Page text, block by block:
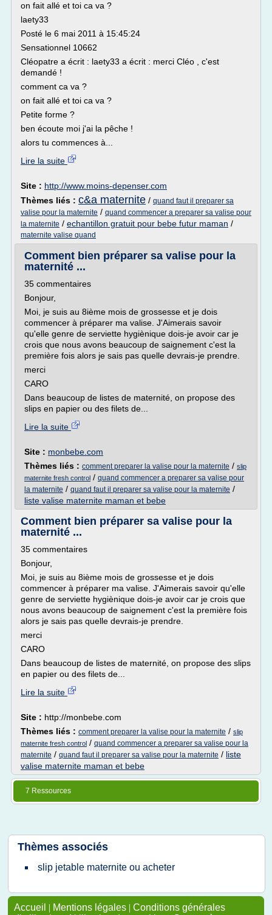
on fait allé et toi ca va ?
laety33
Posté le 6 mai 2011 à 15:45:24
Sensationnel 10662
Cléopatre a écrit : laety33 a écrit : merci Cléo , c'est
demandé !
comment ca va ?
on fait allé et toi ca va ?
Petite forme ?
ben écoute moi j'ai la pêche !
alors tu commences à...
Lire la suite
Site : http://www.moins-depenser.com
Thèmes liés : c&a maternite / quand faut il preparer sa
valise pour la maternite / quand commencer a preparer sa valise pour
la maternite / echantillon gratuit pour bebe futur maman /
maternite valise quand
Comment bien préparer sa valise pour la
maternité ...
35 commentaires
Bonjour,
Moi, je suis au 8ième mois de grossesse et je dois
commencer à préparer ma valise. J'Aimerais savoir
qu'elle genre de serviette hygiènique dois-je avoir car je
crois que nous avons beaucoup de saignement c'est la
première fois alors je sais pas quelle devrais-je prendre.
merci
CARO
Dans beaucoup de listes de maternité, on propose des
slips en papier ou des filets de...
Lire la suite
Site : monbebe.com
Thèmes liés : comment preparer la valise pour la maternite / slip
maternite fresh control / quand commencer a preparer sa valise pour
la maternite / quand faut il preparer sa valise pour la maternite /
liste valise maternite maman et bebe
Comment bien préparer sa valise pour la
maternité ...
35 commentaires
Bonjour,
Moi, je suis au 8ième mois de grossesse et je dois
commencer à préparer ma valise. J'Aimerais savoir qu'elle
genre de serviette hygiènique dois-je avoir car je crois que
nous avons beaucoup de saignement c'est la première fois
alors je sais pas quelle devrais-je prendre.
merci
CARO
Dans beaucoup de listes de maternité, on propose des slips
en papier ou des filets de...
Lire la suite
Site : http://monbebe.com
Thèmes liés : comment preparer la valise pour la maternite / slip
maternite fresh control / quand commencer a preparer sa valise pour la
maternite / quand faut il preparer sa valise pour la maternite / liste
valise maternite maman et bebe
7 Ressources
Thèmes associés
slip jetable maternite ou acheter
Accueil | Mentions légales | Conditions générales